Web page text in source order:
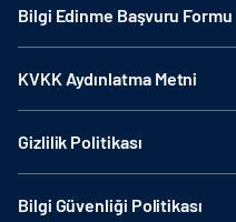
Bilgi Edinme Başvuru Formu
KVKK Aydınlatma Metni
Gizlilik Politikası
Bilgi Güvenliği Politikası